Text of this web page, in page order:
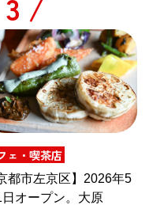
ェ・喫茶店
都市左京区】2026年5
日オープン。大原